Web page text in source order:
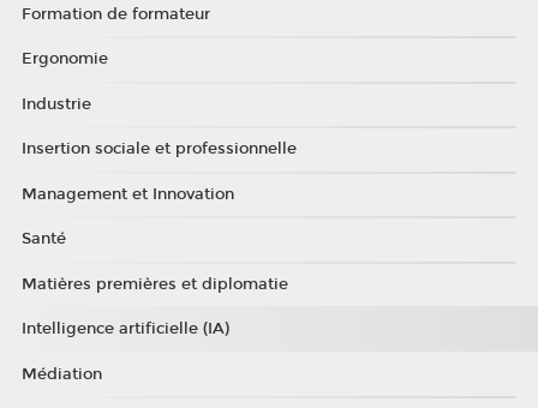
Formation de formateur
Ergonomie
Industrie
Insertion sociale et professionnelle
Management et Innovation
Santé
Matières premières et diplomatie
Intelligence artificielle (IA)
Médiation